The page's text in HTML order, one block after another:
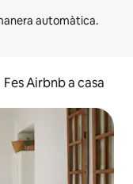
Fes Airbnb a casa